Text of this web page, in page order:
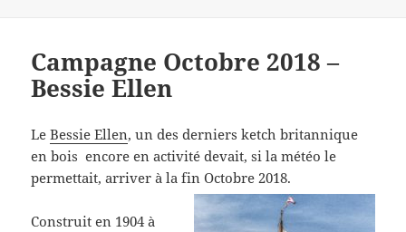
Campagne Octobre 2018 –
Bessie Ellen
LeBessie Ellen, un des derniers ketch britannique
en bois encore en activité devait, si la météo le
permettait, arriver à la fin Octobre 2018.
Construit en 1904 à